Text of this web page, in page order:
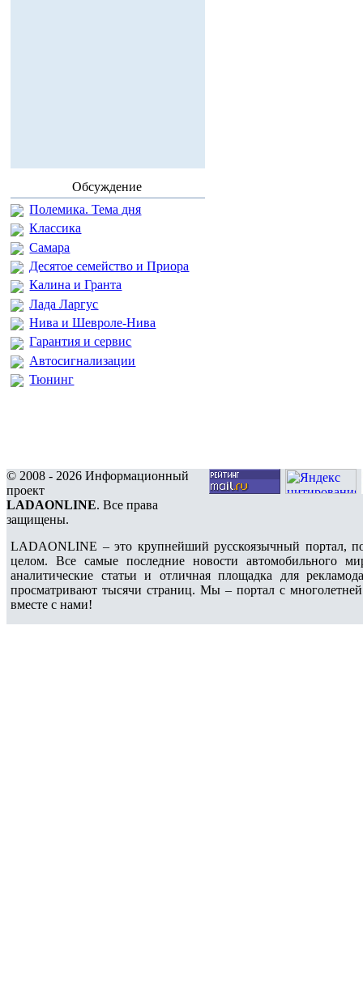
Обсуждение
Полемика. Тема дня
Классика
Самара
Десятое семейство и Приора
Калина и Гранта
Лада Ларгус
Нива и Шевроле-Нива
Гарантия и сервис
Автосигнализации
Тюнинг
© 2008 - 2026 Информационный
проект
LADAONLINE. Все права
защищены.
LADAONLINE – это крупнейший русскоязычный портал,
целом. Все самые последние новости автомобильного
аналитические статьи и отличная площадка для
просматривают тысячи страниц. Мы – портал с
вместе с нами!